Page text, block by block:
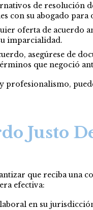
de resolución
con su abogado
oferta de acuerdo
imparcialidad.
asegúrese de
que negoció
profesionalismo,
Justo
que reciba una
efectiva:
en su